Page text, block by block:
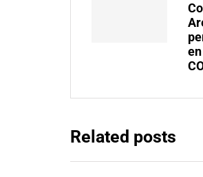
Related posts